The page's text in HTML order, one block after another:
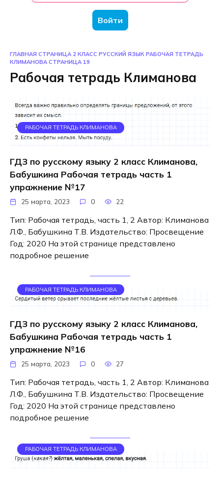
Войти
ГЛАВНАЯ СТРАНИЦА 2 КЛАСС РУССКИЙ ЯЗЫК РАБОЧАЯ ТЕТРАДЬ
КЛИМАНОВА СТРАНИЦА 19
Рабочая тетрадь Климанова
РАБОЧАЯ ТЕТРАДЬ КЛИМАНОВА
ГДЗ по русскому языку 2 класс Климанова,
Бабушкина Рабочая тетрадь часть 1
упражнение №17
25 марта, 2023 0 22
Тип: Рабочая тетрадь, часть 1, 2 Автор: Климанова
Л.Ф., Бабушкина Т.В. Издательство: Просвещение
Год: 2020 На этой странице представлено
подробное решение
РАБОЧАЯ ТЕТРАДЬ КЛИМАНОВА
ГДЗ по русскому языку 2 класс Климанова,
Бабушкина Рабочая тетрадь часть 1
упражнение №16
25 марта, 2023 0 27
Тип: Рабочая тетрадь, часть 1, 2 Автор: Климанова
Л.Ф., Бабушкина Т.В. Издательство: Просвещение
Год: 2020 На этой странице представлено
подробное решение
РАБОЧАЯ ТЕТРАДЬ КЛИМАНОВА